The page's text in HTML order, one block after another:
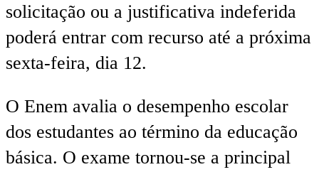
solicitação ou a justificativa indeferida
poderá entrar com recurso até a próxima
sexta-feira, dia 12.
O Enem avalia o desempenho escolar
dos estudantes ao término da educação
básica. O exame tornou-se a principal